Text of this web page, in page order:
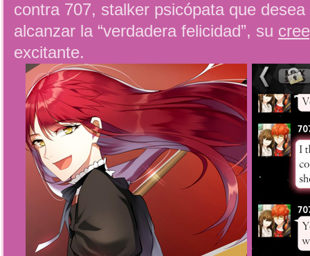
contra 707, stalker psicópata que
alcanzar la “verdadera felicidad”, su
excitante.